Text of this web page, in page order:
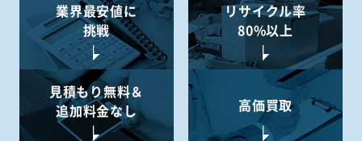
業界最安値に
挑戦
リサイクル率
80%以上
見積もり無料＆
追加料金なし
高価買取